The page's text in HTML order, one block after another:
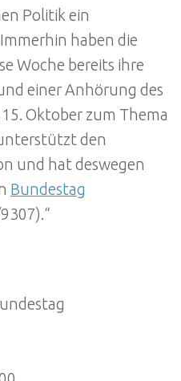
Politik ein
haben die
Woche bereits ihre
einer Anhörung des
Oktober zum Thema
den
und hat deswegen
Bundestag